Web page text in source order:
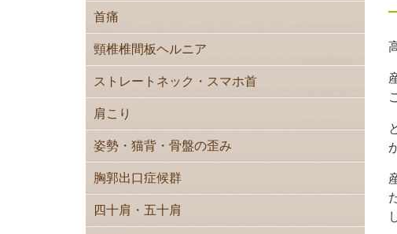
首痛
頸椎椎間板ヘルニア
ストレートネック・スマホ首
肩こり
姿勢・猫背・骨盤の歪み
胸郭出口症候群
四十肩・五十肩